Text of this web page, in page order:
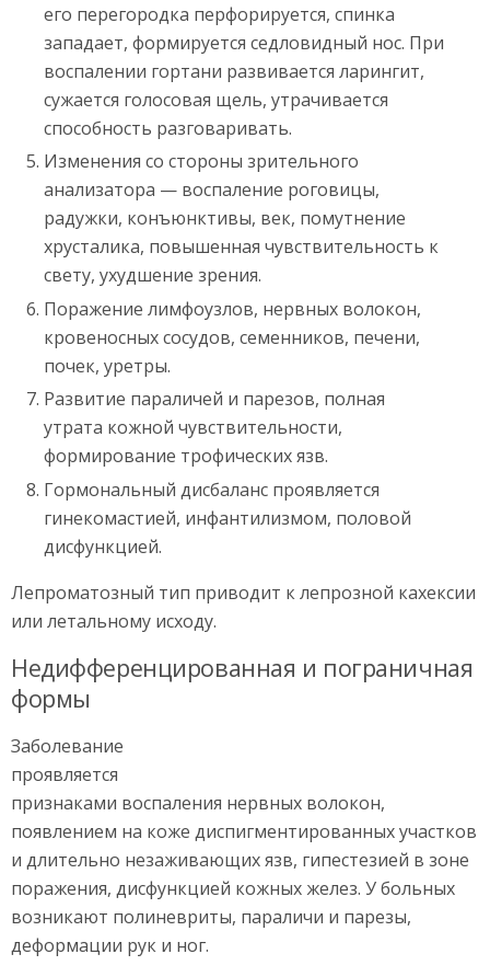
его перегородка перфорируется, спинка
западает, формируется седловидный нос. При
воспалении гортани развивается ларингит,
сужается голосовая щель, утрачивается
способность разговаривать.
Изменения со стороны зрительного
анализатора — воспаление роговицы,
радужки, конъюнктивы, век, помутнение
хрусталика, повышенная чувствительность к
свету, ухудшение зрения.
Поражение лимфоузлов, нервных волокон,
кровеносных сосудов, семенников, печени,
почек, уретры.
Развитие параличей и парезов, полная
утрата кожной чувствительности,
формирование трофических язв.
Гормональный дисбаланс проявляется
гинекомастией, инфантилизмом, половой
дисфункцией.
Лепроматозный тип приводит к лепрозной кахексии
или летальному исходу.
Недифференцированная и пограничная
формы
Заболевание
проявляется
признаками воспаления нервных волокон,
появлением на коже диспигментированных участков
и длительно незаживающих язв, гипестезией в зоне
поражения, дисфункцией кожных желез. У больных
возникают полиневриты, параличи и парезы,
деформации рук и ног.